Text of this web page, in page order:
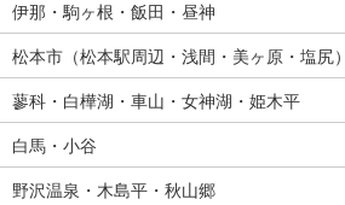
伊那・駒ヶ根・飯田・昼神
松本市（松本駅周辺・浅間・美ヶ原・塩尻）
蓼科・白樺湖・車山・女神湖・姫木平
白馬・小谷
野沢温泉・木島平・秋山郷